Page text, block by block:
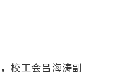
校工会吕海涛副